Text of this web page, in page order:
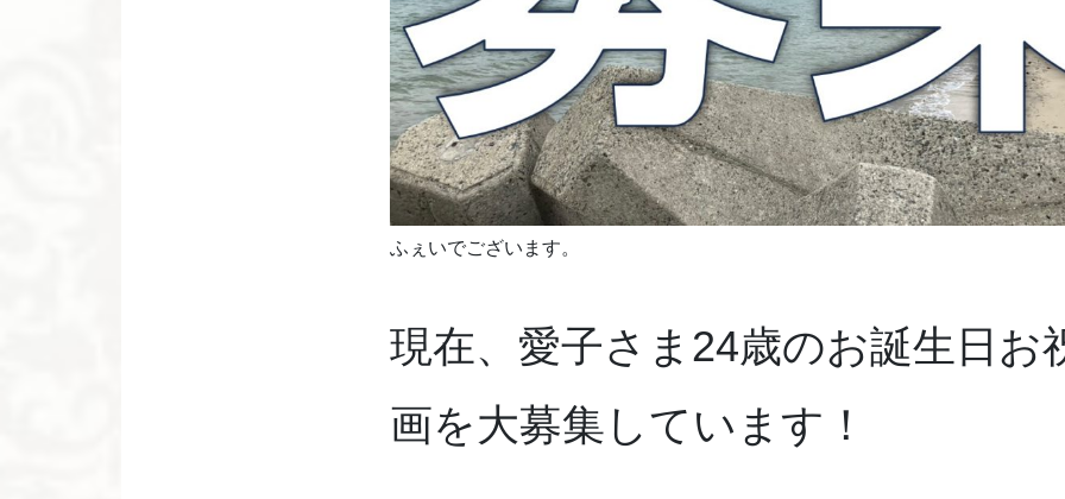
ふぇいでございます。
現在、愛子さま24歳のお誕生日お
画を大募集しています！